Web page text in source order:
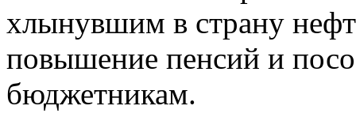
хлынувшим в страну
повышение пенсий и
бюджетникам.